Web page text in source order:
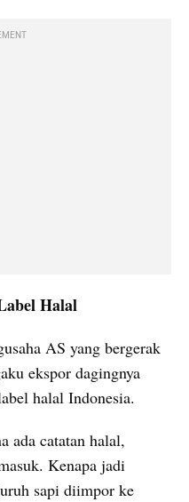
Halal
AS yang bergerak
ekspor dagingnya
halal Indonesia.
ada catatan halal,
Kenapa jadi
sapi diimpor ke